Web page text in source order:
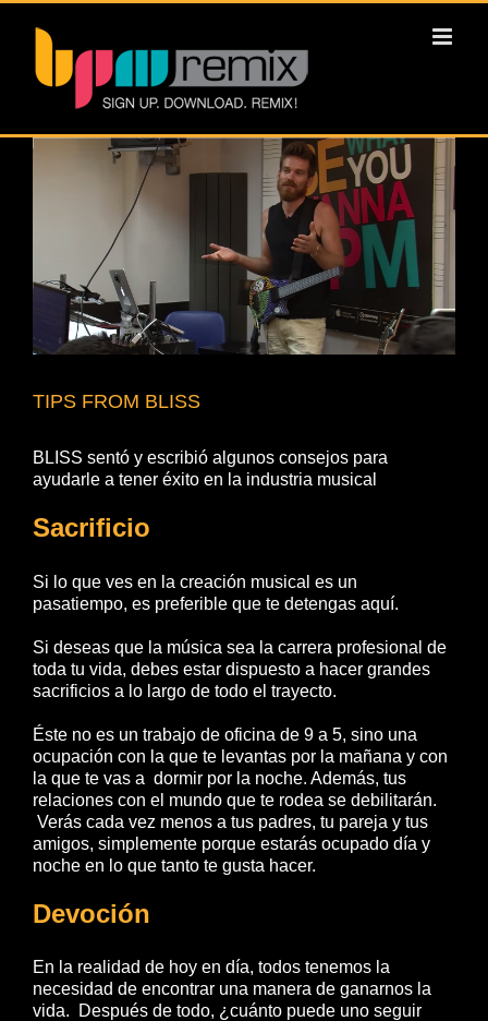
View
TIPS FROM BLISS
BLISS sentó y escribió algunos consejos para
ayudarle a tener éxito en la industria musical
Sacrificio
Si lo que ves en la creación musical es un
pasatiempo, es preferible que te detengas aquí.
Si deseas que la música sea la carrera profesional de
toda tu vida, debes estar dispuesto a hacer grandes
sacrificios a lo largo de todo el trayecto.
Éste no es un trabajo de oficina de 9 a 5, sino una
ocupación con la que te levantas por la mañana y con
la que te vas a dormir por la noche. Además, tus
relaciones con el mundo que te rodea se debilitarán.
Verás cada vez menos a tus padres, tu pareja y tus
amigos, simplemente porque estarás ocupado día y
noche en lo que tanto te gusta hacer.
Devoción
En la realidad de hoy en día, todos tenemos la
necesidad de encontrar una manera de ganarnos la
vida. Después de todo, ¿cuánto puede uno seguir